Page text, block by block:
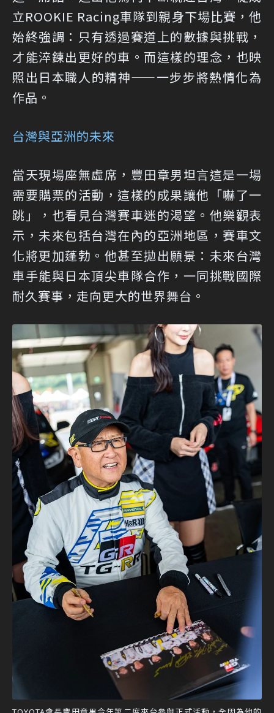
立ROOKIE Racing車隊到親身下場比賽，他
始終強調：只有透過賽道上的數據與挑戰，
才能淬鍊出更好的車。而這樣的理念，也映
照出日本職人的精神——一步步將熱情化為
作品。
台灣與亞洲的未來
當天現場座無虛席，豐田章男坦言這是一場
需要購票的活動，這樣的成果讓他「嚇了一
跳」，也看見台灣賽車迷的渴望。他樂觀表
示，未來包括台灣在內的亞洲地區，賽車文
化將更加蓬勃。他甚至拋出願景：未來台灣
車手能與日本頂尖車隊合作，一同挑戰國際
耐久賽事，走向更大的世界舞台。